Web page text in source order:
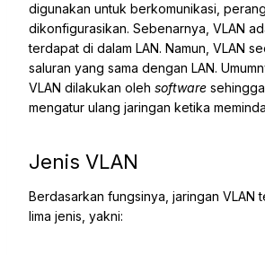
digunakan untuk berkomunikasi,
dikonfigurasikan. Sebenarnya, VLAN
terdapat di dalam LAN. Namun, VLAN
saluran yang sama dengan LAN.
VLAN dilakukan oleh software
mengatur ulang jaringan ketika
Jenis VLAN
Berdasarkan fungsinya, jaringan VLAN
lima jenis, yakni: